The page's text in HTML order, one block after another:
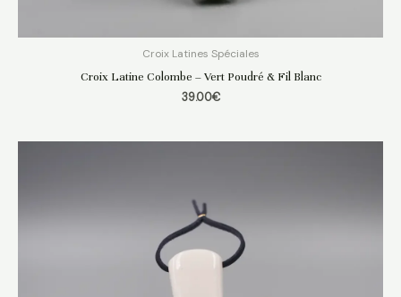
Croix Latines Spéciales
Croix Latine Colombe – Vert Poudré & Fil Blanc
39.00€